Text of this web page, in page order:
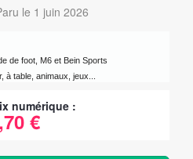
le 1 juin 2026
de foot, M6 et Bein Sports
à table, animaux, jeux...
numérique :
€